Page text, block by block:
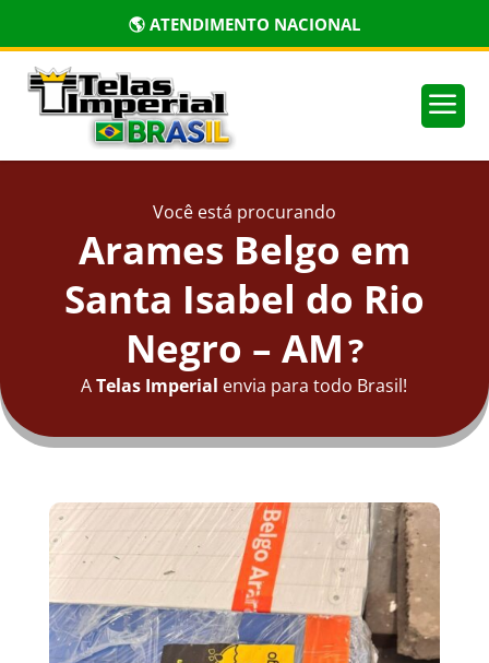
🌎 ATENDIMENTO NACIONAL
a
Você está procurando
Arames Belgo em
Santa Isabel do Rio
Negro – AM?
ATelas Imperial envia para todo Brasil!